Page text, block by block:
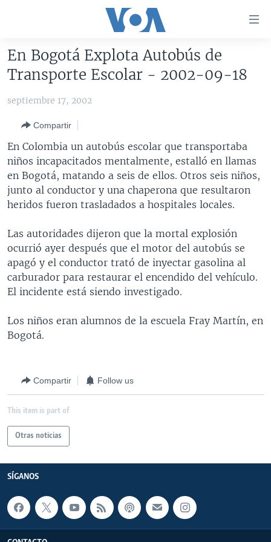
accesibilidad
contenido
principal
Salte
navegador
principal
Salte
búsqueda
AMÉRICA DEL NORTE
HAITÍ
ELECCIONES EEUU 2024
ELECCIONES EEUU
VOTO DIVIDIDO
VOA VERIFICA
VOA VERIFICA UCRANIA/RUSIA
VOA VERIFICA INMIGRACIÓN
VOA VERIFICA AMÉRICA LATINA
AMÉRICA LATINA
ARGENTINA
BOLIVIA
COLOMBIA
PERÚ
ECUADOR
VENEZUELA
CHINA EN AMÉRICA LATINA
CENTROAMÉRICA
COSTA RICA
GUATEMALA
HONDURAS
NICARAGUA
OTRAS SECCIONES
LIBERTAD DE PRENSA
MUNDO
ECONOMÍA
TECNOLOGÍA
LIBERTAD DE PRENSA
UCRANIA
MULTIMEDIA
FOTOGRAFÍA
EL MUNDO AL DÍA
PANORAMA
RADIO
ESTADOS UNIDOS AL DÍA
EL MUNDO AL DÍA [RADIO]
DEPORTIVO INTERNACIONAL
NOTA ECONÓMICA
ENTRETENIMIENTO
SÍGANOS
En Bogotá Explota Autobús de
Transporte Escolar - 2002-09-18
septiembre 17, 2002
Compartir
En Colombia un autobús escolar que transportaba
niños incapacitados mentalmente, estalló en llamas
en Bogotá, matando a seis de ellos. Otros seis niños,
junto al conductor y una chaperona que resultaron
heridos fueron trasladados a hospitales locales.
Las autoridades dijeron que la mortal explosión
ocurrió ayer después que el motor del autobús se
apagó y el conductor trató de inyectar gasolina al
carburador para restaurar el encendido del vehículo.
El incidente está siendo investigado.
Los niños eran alumnos de la escuela Fray Martín, en
Bogotá.
Compartir Follow us
This item is part of
Otras noticias
SÍGANOS